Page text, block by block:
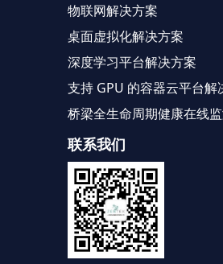
物联网解决方案
桌面虚拟化解决方案
深度学习平台解决方案
支持 GPU 的容器云平台解
桥梁全生命周期健康在线
联系我们